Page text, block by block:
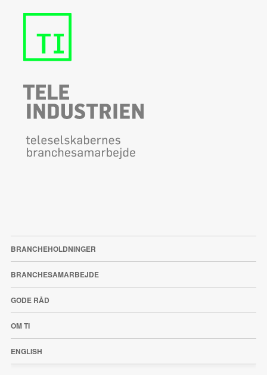
BRANCHEHOLDNINGER
BRANCHESAMARBEJDE
GODE RÅD
OM TI
ENGLISH